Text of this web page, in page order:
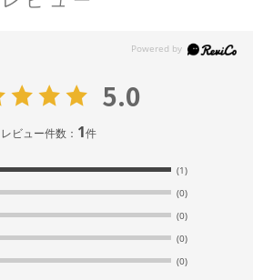
5.0
レビュー件数： 1件
(1)
(0)
(0)
(0)
(0)